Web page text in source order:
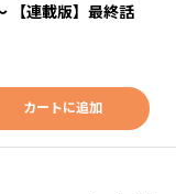
【連載版】最終話
カートに追加